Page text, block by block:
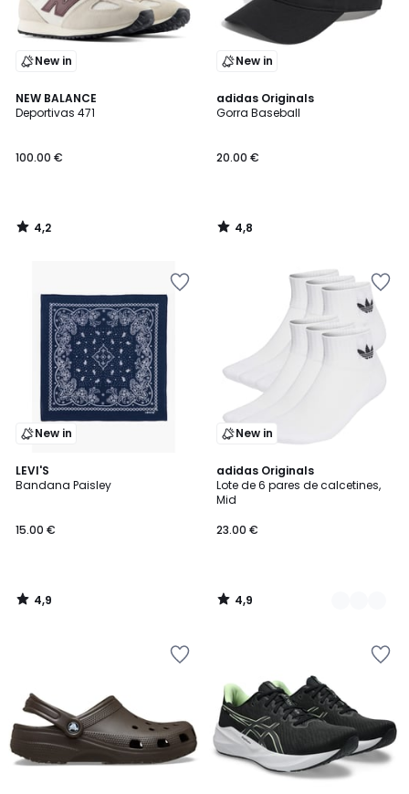
New in
NEW BALANCE
Deportivas 471
100.00 €
4,2
/ 5
4,2
/
New in
adidas Originals
Gorra Baseball
20.00 €
4,8
/ 5
4,8
/
New in
LEVI'S
Bandana Paisley
15.00 €
4,9
/ 5
4,9
/
New in
adidas Originals
Lote de 6 pares de calcetines,
Mid
23.00 €
4,9
/ 5
4
Colores
4,9
/